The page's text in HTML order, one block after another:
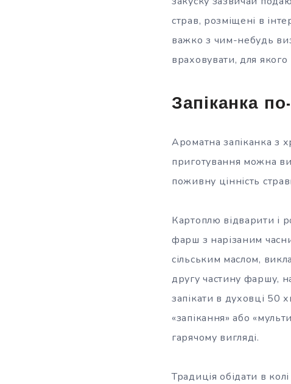
страв, розміщені в
важко з чим-небудь
враховувати, для
Запіканка
Ароматна запіканка з
приготування можна
поживну цінність
Картоплю відварити і
фарш з нарізаним
сільським маслом,
другу частину фаршу,
запікати в духовці 50
«запікання» або
гарячому вигляді.
Традиція обідати в